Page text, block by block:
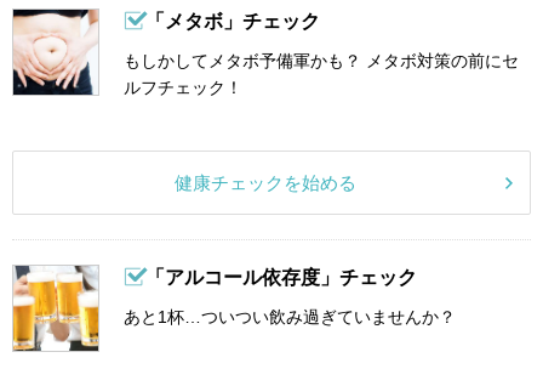
「メタボ」チェック
もしかしてメタボ予備軍かも？ メタボ対策の前にセ
ルフチェック！
健康チェックを始める
「アルコール依存度」チェック
あと1杯…ついつい飲み過ぎていませんか？